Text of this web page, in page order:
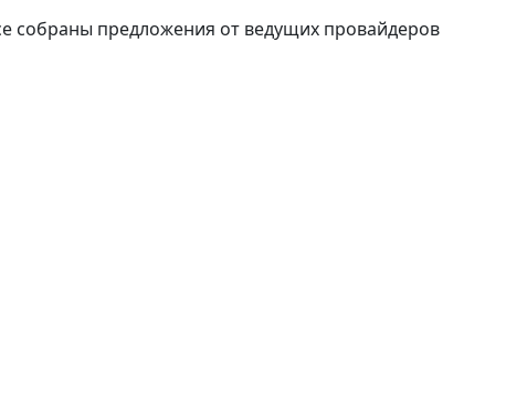
собраны предложения от ведущих провайдеров